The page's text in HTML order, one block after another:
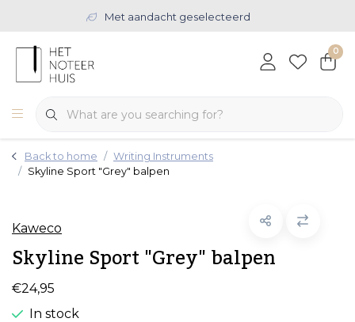
Met aandacht geselecteerd
0
Back to home
Writing Instruments
Skyline Sport "Grey" balpen
Kaweco
Skyline Sport "Grey" balpen
€24,95
In stock